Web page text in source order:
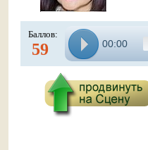
Баллов:
59 00:00